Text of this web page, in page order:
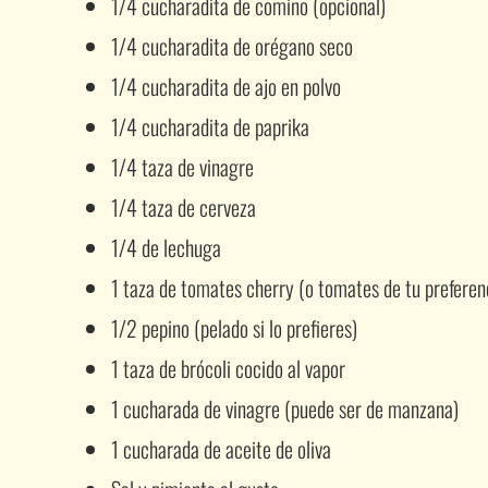
1/4 cucharadita de orégano seco
1/4 cucharadita de ajo en polvo
1/4 cucharadita de paprika
1/4 taza de vinagre
1/4 taza de cerveza
1/4 de lechuga
1 taza de tomates cherry (o tomates de tu
1/2 pepino (pelado si lo prefieres)
1 taza de brócoli cocido al vapor
1 cucharada de vinagre (puede ser de manzana)
1 cucharada de aceite de oliva